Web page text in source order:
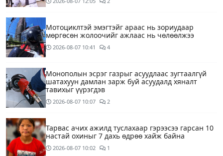
Мотоциклтэй эмэгтэйг араас нь зориудаар
мөргөсөн жолоочийг ажлаас нь чөлөөлжээ
2026-08-07 10:41 4
Монополын эсрэг газрыг асуудлаас зугтаалгүй
шатахуун дамлан зарж буй асуудалд хяналт
тавихыг үүрэгдэв
2026-08-07 10:07 2
Тарвас ачих ажилд туслахаар гэрээсээ гарсан 10
настай охиныг 7 дахь өдрөө хайж байна
2026-08-07 10:02 1